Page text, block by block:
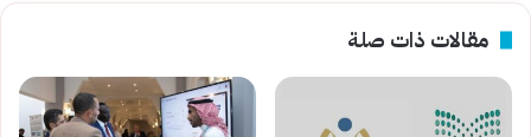
مقالات ذات صلة